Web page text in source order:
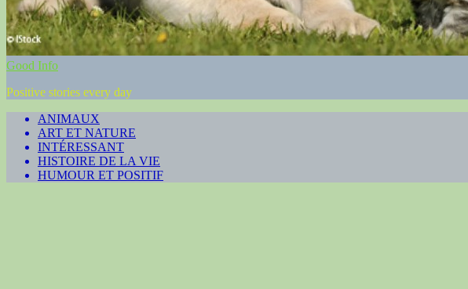
Good Info
Positive stories every day
ANIMAUX
ART ET NATURE
INTÉRESSANT
HISTOIRE DE LA VIE
HUMOUR ET POSITIF